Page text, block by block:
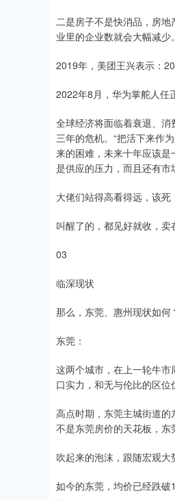
二是房子不是快消品，房
业里的企业数就会大幅减少。
2019年，美团王兴表示：
2022年8月，华为掌舵人任
全球经济将面临着衰退、
三年的危机。“把活下来作
来的困难，未来十年应该
是供应的压力，而且还有市
大佬们站得高看得远，该
叫醒了的，都见好就收，卖
03
临深现状
那么，东莞、惠州现状如何
东莞：
这两个城市，在上一轮牛
口实力，和无与伦比的区位
高点时期，东莞主城街道
不是东莞房价的天花板，东
吹起来的泡沫，跟随宏观大
如今的东莞，均价已经跌破